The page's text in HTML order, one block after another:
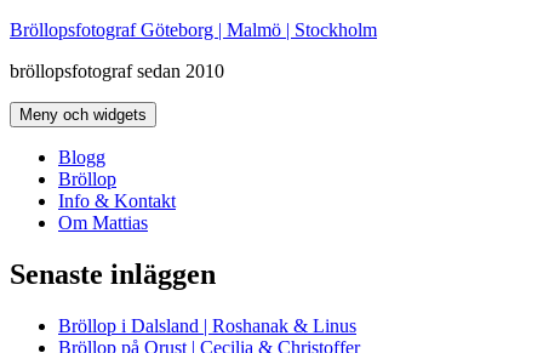
Hoppa
innehåll
Bröllopsfotograf Göteborg | Malmö | Stockholm
bröllopsfotograf sedan 2010
Meny och widgets
Blogg
Bröllop
Info & Kontakt
Om Mattias
Senaste inläggen
Bröllop i Dalsland | Roshanak & Linus
Bröllop på Orust | Cecilia & Christoffer